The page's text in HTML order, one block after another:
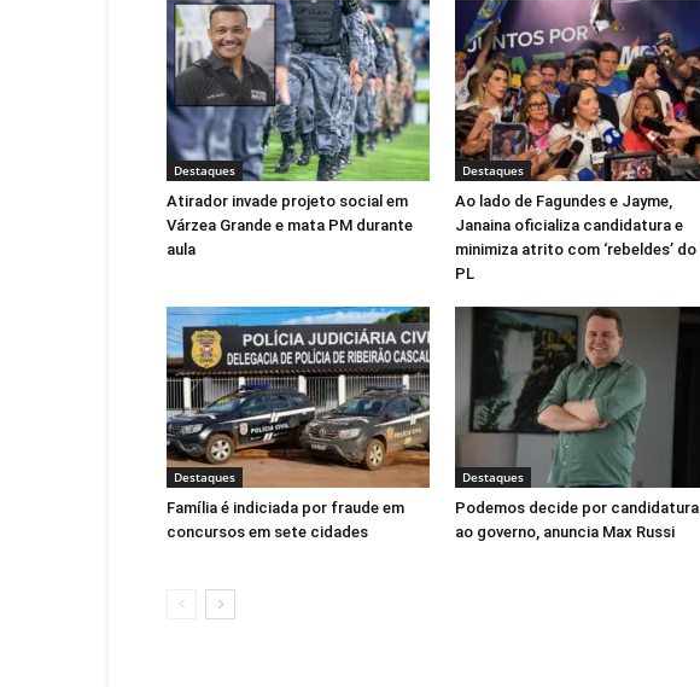
Destaques
Atirador invade projeto social em
Várzea Grande e mata PM durante
aula
Destaques
Ao lado de Fagundes e Jayme,
Janaina oficializa candidatura e
minimiza atrito com ‘rebeldes’ do
PL
Destaques
Família é indiciada por fraude em
concursos em sete cidades
Destaques
Podemos decide por candidatura
ao governo, anuncia Max Russi